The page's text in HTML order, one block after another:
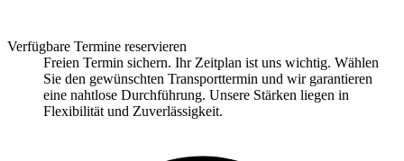
Verfügbare Termine reservieren
Freien Termin sichern. Ihr Zeitplan ist uns wichtig. Wählen
Sie den gewünschten Transporttermin und wir garantieren
eine nahtlose Durchführung. Unsere Stärken liegen in
Flexibilität und Zuverlässigkeit.